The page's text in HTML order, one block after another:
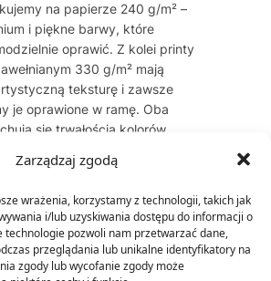
Zarządzaj zgodą
wrażenia, korzystamy z technologii, takich jak
i/lub uzyskiwania dostępu do informacji o
technologie pozwoli nam przetwarzać dane,
przeglądania lub unikalne identyfikatory na
zgody lub wycofanie zgody może
na papierze 240 g/m² –
i piękne barwy, które
oprawić. Z kolei printy
330 g/m² mają
teksturę i zawsze
je oprawione w ramę. Oba
się trwałością kolorów
– do 60 lat dla plakatów, do